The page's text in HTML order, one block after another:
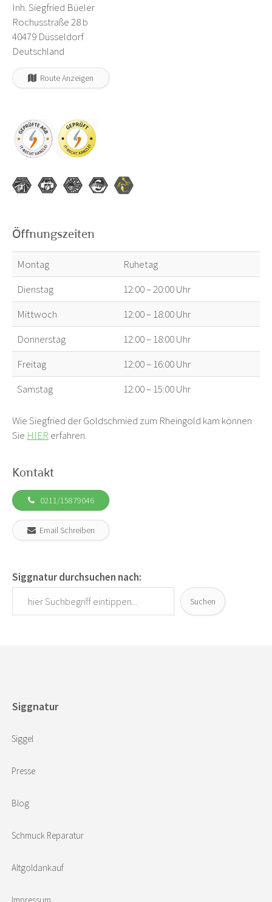
Inh. Siegfried Büeler
Rochusstraße 28 b
40479 Düsseldorf
Deutschland
Route Anzeigen
Öffnungszeiten
Montag
Ruhetag
Dienstag
12:00 – 20:00 Uhr
Mittwoch
12:00 – 18:00 Uhr
Donnerstag
12:00 – 18:00 Uhr
Freitag
12:00 – 16:00 Uhr
Samstag
12:00 – 15:00 Uhr
Wie Siegfried der Goldschmied zum Rheingold kam können
Sie HIER erfahren.
Kontakt
0211/15879046
Email Schreiben
Siggnatur durchsuchen nach:
Suchen
Siggnatur
Siggel
Presse
Blog
Schmuck Reparatur
Altgoldankauf